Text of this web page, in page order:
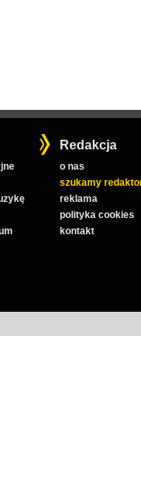
Redakcja
o nas
szukamy
reklama
polityka cookies
kontakt